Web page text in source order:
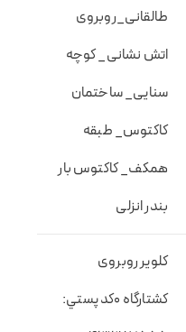
طالقانی_روبروی
اتش نشانی_ کوچه
سنایی_ ساختمان
کاکتوس_ طبقه
همکف_ کاکتوس بار
بندر انزلی
کلویر روبروی
کشتارگاه 0کد پستي: